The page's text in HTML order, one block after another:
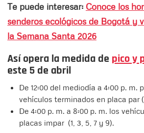
Te puede interesar: Conoce los
senderos ecológicos de Bogotá y
la Semana Santa 2026
Así opera la medida de pico y
este 5 de abril
De 12:00 del mediodía a 4:00 p. m.
vehículos terminados en placa par
De 4:00 p. m. a 8:00 p. m. los
placas impar (1, 3, 5, 7 y 9).